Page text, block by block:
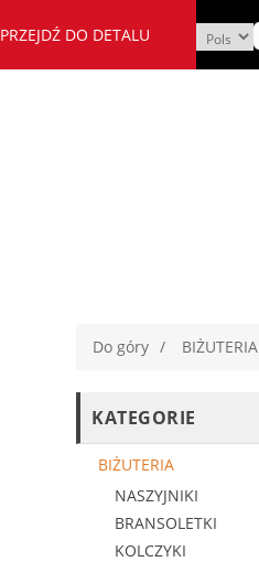
PRZEJDŹ DO DETALU
Do góry / BIŻUTERIA
KATEGORIE
BIŻUTERIA
NASZYJNIKI
BRANSOLETKI
KOLCZYKI